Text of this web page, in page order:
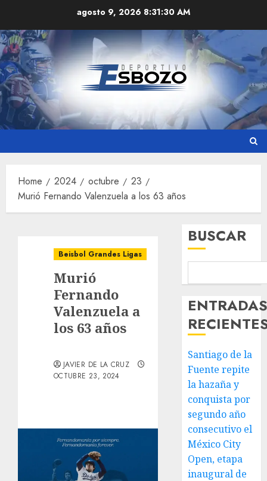
content
agosto 9, 20268:31:31 AM
Home 2024 octubre
23
Murió Fernando Valenzuela a los 63 años
Beisbol Grandes Ligas
Murió
Fernando
Valenzuela a
los 63 años
JAVIER DE LA CRUZ
OCTUBRE 23, 2024
BUSCAR
Santiago de la
Fuente repite
la hazaña y
conquista por
segundo año
consecutivo el
México City
Open, etapa
inaugural de